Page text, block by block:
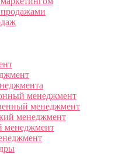
менеджмент
менеджмент
менеджмент
менеджмент